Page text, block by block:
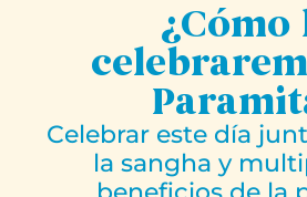
¿Cómo
Celebrar este día
la sangha y